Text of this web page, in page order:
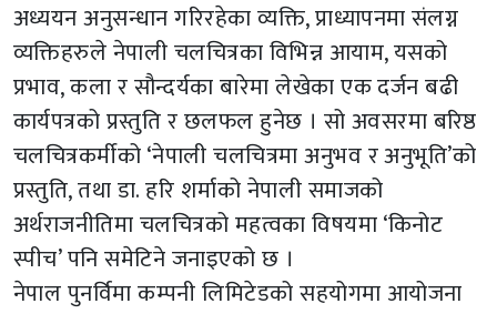
अध्ययन अनुसन्धान गरिरहेका व्यक्ति, प्राध्यापनमा संलग्न
व्यक्तिहरुले नेपाली चलचित्रका विभिन्न आयाम, यसको
प्रभाव, कला र सौन्दर्यका बारेमा लेखेका एक दर्जन बढी
कार्यपत्रको प्रस्तुति र छलफल हुनेछ । सो अवसरमा बरिष्ठ
चलचित्रकर्मीको ‘नेपाली चलचित्रमा अनुभव र अनुभूति’को
प्रस्तुति, तथा डा. हरि शर्माको नेपाली समाजको
अर्थराजनीतिमा चलचित्रको महत्वका विषयमा ‘किनोट
स्पीच’ पनि समेटिने जनाइएको छ ।
नेपाल पुनर्विमा कम्पनी लिमिटेडको सहयोगमा आयोजना